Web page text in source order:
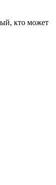
кто может